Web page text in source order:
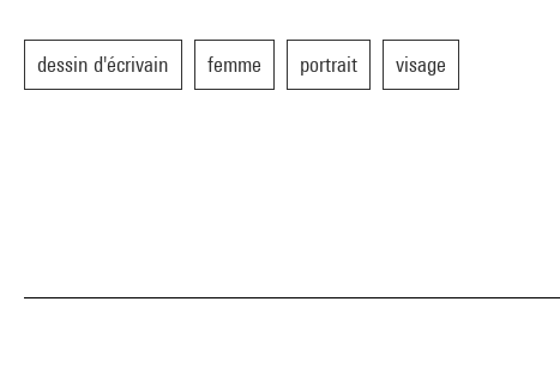
dessin d'écrivain femme portrait visage